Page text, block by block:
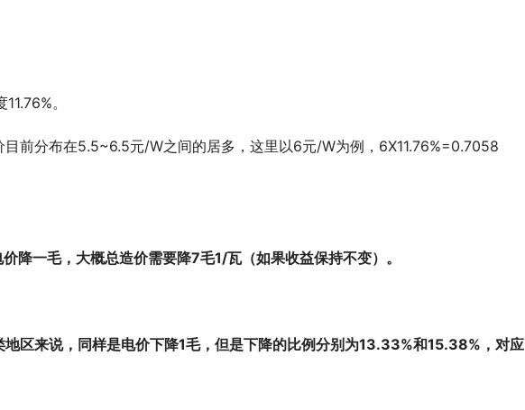
。
目前分布在5.5~6.5元/W之间的居多，这里以6元/W为例，6X11.76%=0.7058
降一毛，大概总造价需要降7毛1/瓦（如果收益保持不变）。
区来说，同样是电价下降1毛，但是下降的比例分别为13.33%和15.38%，对应